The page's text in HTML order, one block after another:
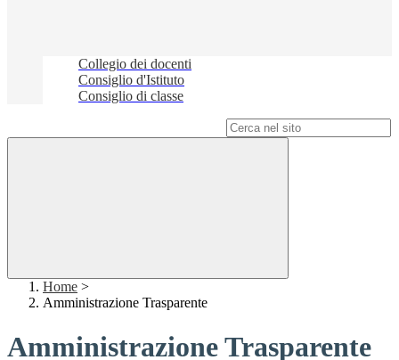
Collegio dei docenti
Consiglio d'Istituto
Consiglio di classe
Home >
Amministrazione Trasparente
Amministrazione Trasparente